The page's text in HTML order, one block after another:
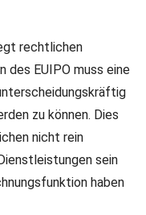
rechtlichen
des EUIPO muss eine
zu können. Dies
nicht rein
sein
haben